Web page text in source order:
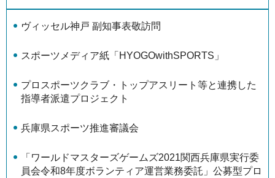
ヴィッセル神戸 副知事表敬訪問
スポーツメディア紙「HYOGOwithSPORTS」
プロスポーツクラブ・トップアスリート等と連携した
指導者派遣プロジェクト
兵庫県スポーツ推進審議会
「ワールドマスターズゲームズ2021関西兵庫県実行委
員会令和8年度ボランティア運営業務委託」公募型プロ